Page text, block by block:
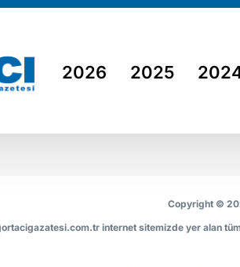
2026 2025
Copyright ©
internet sitemizde yer alan